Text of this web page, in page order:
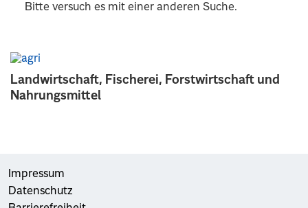
Landwirtschaft, Fischerei, Forstwirtschaft und
Nahrungsmittel
Bitte versuch es mit einer anderen Suche.
Impressum
Datenschutz